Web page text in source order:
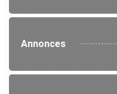
Annonces